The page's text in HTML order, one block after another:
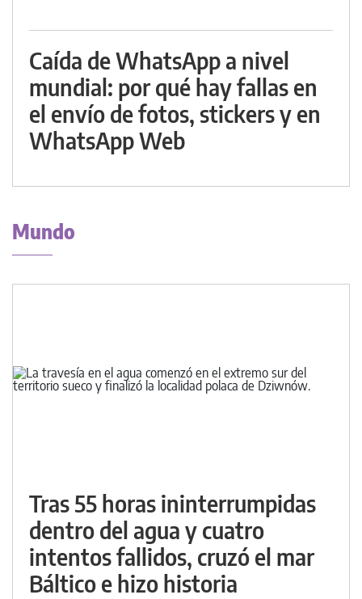
Caída de WhatsApp a nivel
mundial: por qué hay fallas en
el envío de fotos, stickers y en
WhatsApp Web
Mundo
Tras 55 horas ininterrumpidas
dentro del agua y cuatro
intentos fallidos, cruzó el mar
Báltico e hizo historia